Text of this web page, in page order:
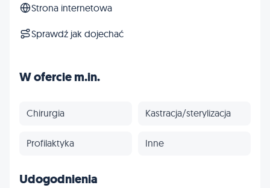
Strona internetowa
Sprawdź jak dojechać
W ofercie m.in.
Chirurgia Kastracja/sterylizacja
Profilaktyka Inne
Udogodnienia